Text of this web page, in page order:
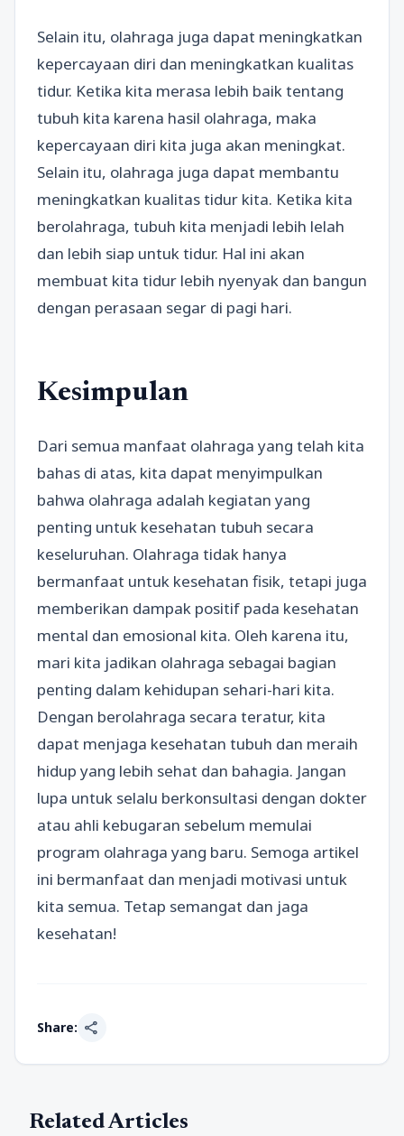
Selain itu, olahraga juga dapat meningkatkan
kepercayaan diri dan meningkatkan kualitas
tidur. Ketika kita merasa lebih baik tentang
tubuh kita karena hasil olahraga, maka
kepercayaan diri kita juga akan meningkat.
Selain itu, olahraga juga dapat membantu
meningkatkan kualitas tidur kita. Ketika kita
berolahraga, tubuh kita menjadi lebih lelah
dan lebih siap untuk tidur. Hal ini akan
membuat kita tidur lebih nyenyak dan bangun
dengan perasaan segar di pagi hari.
Kesimpulan
Dari semua manfaat olahraga yang telah kita
bahas di atas, kita dapat menyimpulkan
bahwa olahraga adalah kegiatan yang
penting untuk kesehatan tubuh secara
keseluruhan. Olahraga tidak hanya
bermanfaat untuk kesehatan fisik, tetapi juga
memberikan dampak positif pada kesehatan
mental dan emosional kita. Oleh karena itu,
mari kita jadikan olahraga sebagai bagian
penting dalam kehidupan sehari-hari kita.
Dengan berolahraga secara teratur, kita
dapat menjaga kesehatan tubuh dan meraih
hidup yang lebih sehat dan bahagia. Jangan
lupa untuk selalu berkonsultasi dengan dokter
atau ahli kebugaran sebelum memulai
program olahraga yang baru. Semoga artikel
ini bermanfaat dan menjadi motivasi untuk
kita semua. Tetap semangat dan jaga
kesehatan!
Share: share
Related Articles